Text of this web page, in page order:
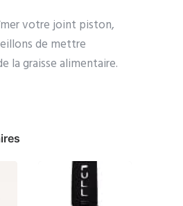
votre joint piston,
de mettre
la graisse alimentaire.